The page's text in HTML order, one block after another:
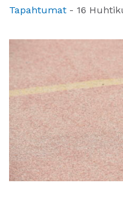
Tapahtumat - 16